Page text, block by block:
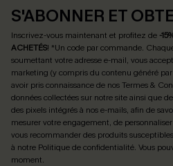
S'ABONNER ET
Inscrivez-vous maintenant et profitez de -
ACHETÉS! *Un code par commande.
soumettant votre adresse e-mail, vous
marketing (y compris du contenu généré
avoir pris connaissance de nosTermes &
données collectées sur notre site ainsi que
des pixels intégrés à nos e-mails, afin de
mesurer votre engagement, de
vous recommander des produits
à notre Politique de confidentialité. Vous
moment.